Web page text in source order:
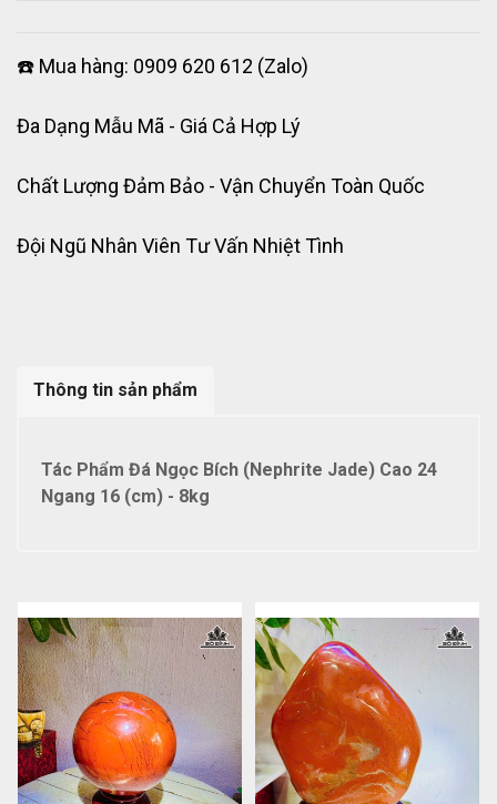
☎️ Mua hàng: 0909 620 612 (Zalo)
Đa Dạng Mẫu Mã - Giá Cả Hợp Lý
Chất Lượng Đảm Bảo - Vận Chuyển Toàn Quốc
Đội Ngũ Nhân Viên Tư Vấn Nhiệt Tình
Thông tin sản phẩm
Tác Phẩm Đá Ngọc Bích (Nephrite Jade) Cao 24
Ngang 16 (cm) - 8kg